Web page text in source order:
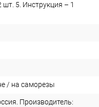
5. Инструкция – 1
/ на саморезы
Производитель: